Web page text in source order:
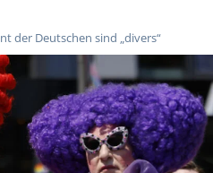
der Deutschen sind „divers“